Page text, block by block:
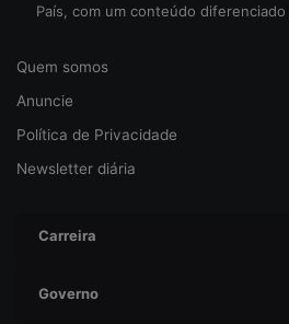
País, com um conteúdo
Quem somos
Anuncie
Política de Privacidade
Newsletter diária
Carreira
Governo